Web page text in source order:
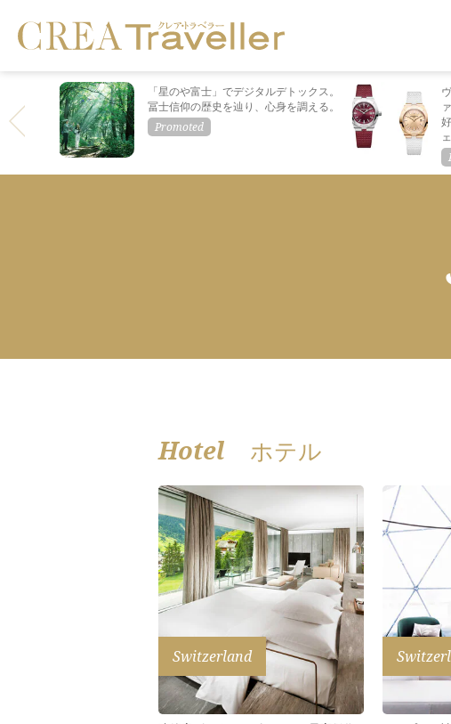
「星のや富士」でデジタルデトックス。
冨士信仰の歴史を辿り、心身を調える。
Hotel ホテル
Switzerland